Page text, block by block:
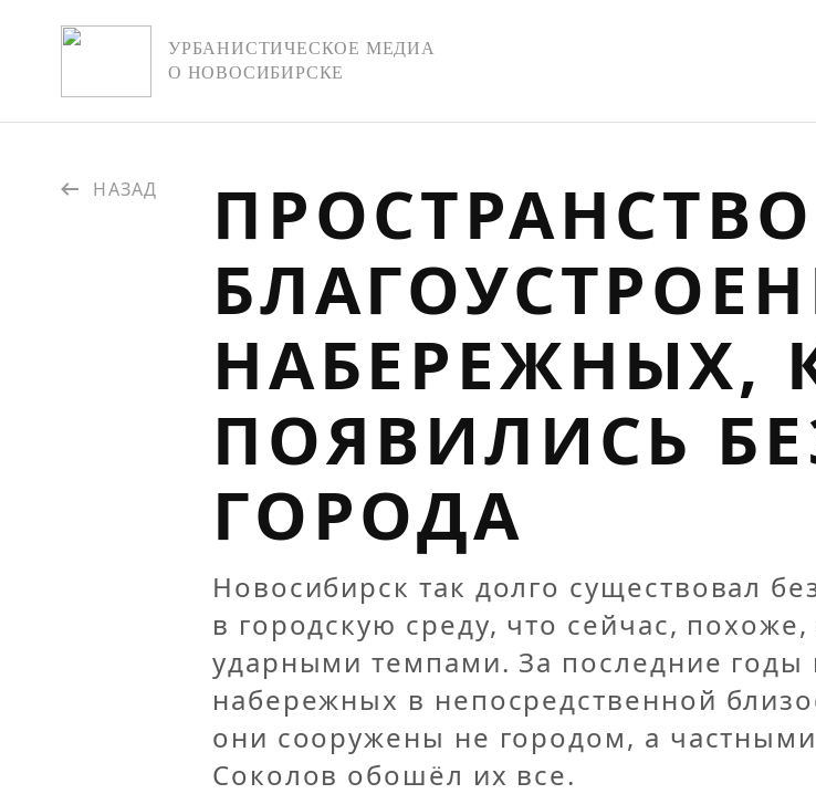
УРБАНИСТИЧЕСКОЕ МЕДИА
О НОВОСИБИРСКЕ
НАЗАД
НАБЕРЕЖНЫХ,
ПОЯВИЛИСЬ
ГОРОДА
Новосибирск так долго существовал
в городскую среду, что сейчас,
ударными темпами. За последние
набережных в непосредственной
они сооружены не городом, а
Соколов обошёл их все.